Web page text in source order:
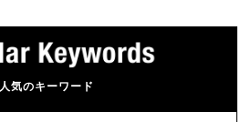
人気のキーワード